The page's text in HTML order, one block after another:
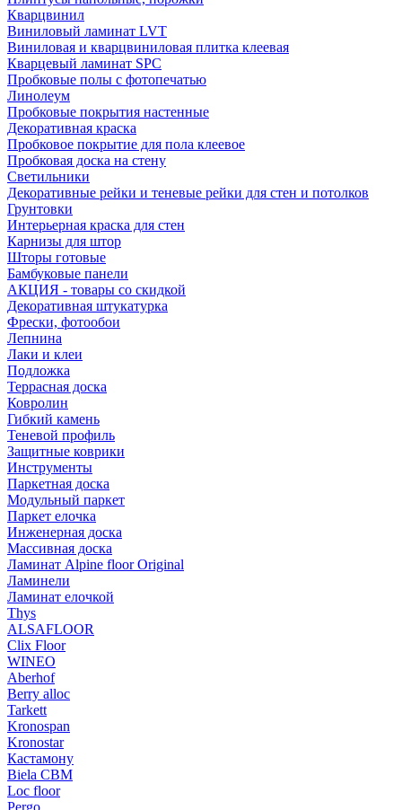
Кварцвинил
Виниловый ламинат LVT
Виниловая и кварцвиниловая плитка клеевая
Кварцевый ламинат SPC
Пробковые полы с фотопечатью
Линолеум
Пробковые покрытия настенные
Декоративная краска
Пробковое покрытие для пола клеевое
Пробковая доска на стену
Светильники
Декоративные рейки и теневые рейки для стен и потолков
Грунтовки
Интерьерная краска для стен
Карнизы для штор
Шторы готовые
Бамбуковые панели
АКЦИЯ - товары со скидкой
Декоративная штукатурка
Фрески, фотообои
Лепнина
Лаки и клеи
Подложка
Террасная доска
Ковролин
Гибкий камень
Теневой профиль
Защитные коврики
Инструменты
Паркетная доска
Модульный паркет
Паркет елочка
Инженерная доска
Массивная доска
Ламинат Alpine floor Original
Ламинели
Ламинат елочкой
Thys
ALSAFLOOR
Clix Floor
WINEO
Aberhof
Berry alloc
Tarkett
Kronospan
Kronostar
Кастамону
Biela CBM
Loc floor
Pergo